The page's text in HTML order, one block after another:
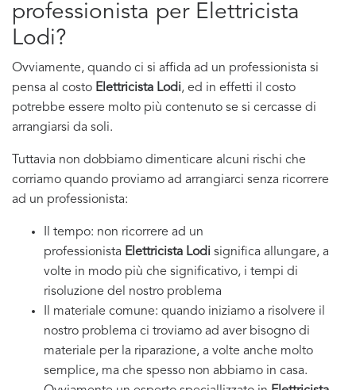
professionista per Elettricista
Lodi?
Ovviamente, quando ci si affida ad un professionista si
pensa al costo Elettricista Lodi, ed in effetti il costo
potrebbe essere molto più contenuto se si cercasse di
arrangiarsi da soli.
Tuttavia non dobbiamo dimenticare alcuni rischi che
corriamo quando proviamo ad arrangiarci senza ricorrere
ad un professionista:
Il tempo: non ricorrere ad un
professionista Elettricista Lodi significa allungare, a
volte in modo più che significativo, i tempi di
risoluzione del nostro problema
Il materiale comune: quando iniziamo a risolvere il
nostro problema ci troviamo ad aver bisogno di
materiale per la riparazione, a volte anche molto
semplice, ma che spesso non abbiamo in casa.